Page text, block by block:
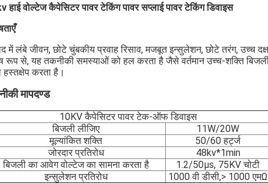
हाई वोल्टेज कैपेसिटर पावर टेकिंग पावर सप्लाई पावर टेकिंग डिवाइस
में लंबे जीवन, छोटे चुंबकीय प्रवाह रिसाव, मजबूत इन्सुलेशन, छोटे तरंग, उच्च
रूप से, यह तकनीकी समस्याओं को हल करता है जैसे वर्तमान उच्च-शक्ति
करता है।
मापदण्ड
10KV कैपेसिटर पावर टेक-ऑफ डिवाइस
बिजली लीजिए
11W/20W
मूल्यांकित शक्ति
50/60 हर्ट्ज
जोरदार प्रतिरोध
48kv*1min
बिजली का आवेग वोल्टेज का सामना करता है
1.2/50μs, 75KV चोटी
इन्सुलेशन प्रतिरोध
1000 वी डीसी,> 1000 एमΩ